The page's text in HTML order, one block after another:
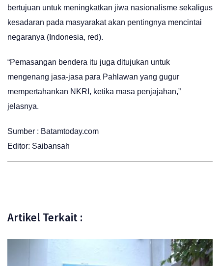
bertujuan untuk meningkatkan jiwa nasionalisme sekaligus
kesadaran pada masyarakat akan pentingnya mencintai
negaranya (Indonesia, red).
“Pemasangan bendera itu juga ditujukan untuk
mengenang jasa-jasa para Pahlawan yang gugur
mempertahankan NKRI, ketika masa penjajahan,”
jelasnya.
Sumber : Batamtoday.com
Editor: Saibansah
Artikel Terkait :